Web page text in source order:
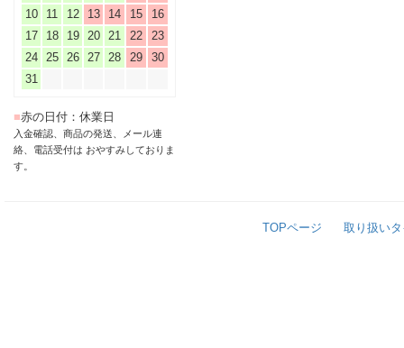
10
11 12 13 14 15
16
17
18 19 20 21 22
23
24
25 26 27 28 29
30
31
■赤の日付：休業日
入金確認、商品の発送、メール連
絡、電話受付は おやすみしておりま
す。
TOPページ 取り扱い